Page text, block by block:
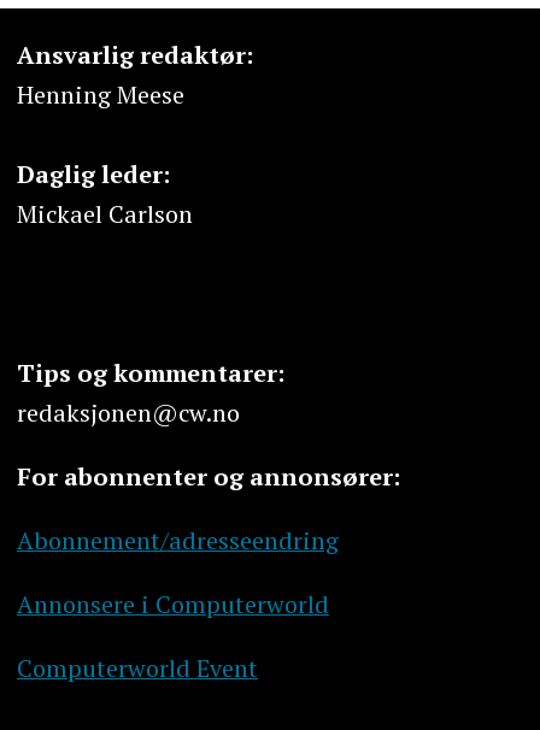
Ansvarlig redaktør:
Henning Meese
Daglig leder:
Mickael Carlson
Tips og kommentarer:
redaksjonen@cw.no
For abonnenter og annonsører:
Abonnement/adresseendring
Annonsere i Computerworld
Computerworld Event